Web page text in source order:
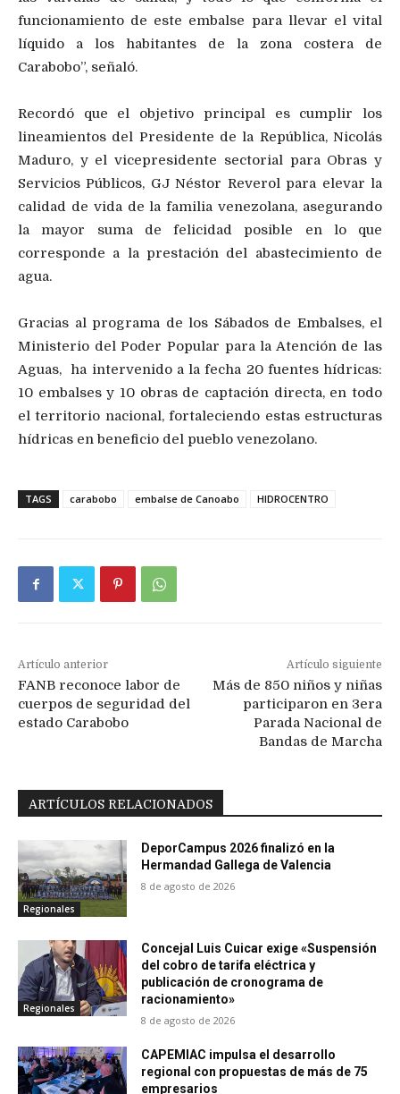
funcionamiento de este embalse para llevar el vital
líquido a los habitantes de la zona costera de
Carabobo”, señaló.
Recordó que el objetivo principal es cumplir los
lineamientos del Presidente de la República, Nicolás
Maduro, y el vicepresidente sectorial para Obras y
Servicios Públicos, GJ Néstor Reverol para elevar la
calidad de vida de la familia venezolana, asegurando
la mayor suma de felicidad posible en lo que
corresponde a la prestación del abastecimiento de
agua.
Gracias al programa de los Sábados de Embalses, el
Ministerio del Poder Popular para la Atención de las
Aguas, ha intervenido a la fecha 20 fuentes hídricas:
10 embalses y 10 obras de captación directa, en todo
el territorio nacional, fortaleciendo estas estructuras
hídricas en beneficio del pueblo venezolano.
TAGS carabobo embalse de Canoabo HIDROCENTRO
Artículo anterior
FANB reconoce labor de
cuerpos de seguridad del
estado Carabobo
Artículo siguiente
Más de 850 niños y niñas
participaron en 3era
Parada Nacional de
Bandas de Marcha
ARTÍCULOS RELACIONADOS
Regionales
DeporCampus 2026 finalizó en la
Hermandad Gallega de Valencia
8 de agosto de 2026
Regionales
Concejal Luis Cuicar exige «Suspensión
del cobro de tarifa eléctrica y
publicación de cronograma de
racionamiento»
8 de agosto de 2026
CAPEMIAC impulsa el desarrollo
regional con propuestas de más de 75
empresarios